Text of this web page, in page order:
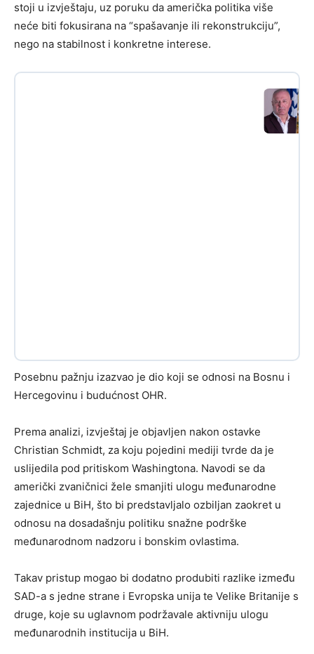
stoji u izvještaju, uz poruku da američka politika više
neće biti fokusirana na “spašavanje ili rekonstrukciju”,
nego na stabilnost i konkretne interese.
Posebnu pažnju izazvao je dio koji se odnosi na Bosnu i
Hercegovinu i budućnost OHR.
Prema analizi, izvještaj je objavljen nakon ostavke
Christian Schmidt, za koju pojedini mediji tvrde da je
uslijedila pod pritiskom Washingtona. Navodi se da
američki zvaničnici žele smanjiti ulogu međunarodne
zajednice u BiH, što bi predstavljalo ozbiljan zaokret u
odnosu na dosadašnju politiku snažne podrške
međunarodnom nadzoru i bonskim ovlastima.
Takav pristup mogao bi dodatno produbiti razlike između
SAD-a s jedne strane i Evropska unija te Velike Britanije s
druge, koje su uglavnom podržavale aktivniju ulogu
međunarodnih institucija u BiH.